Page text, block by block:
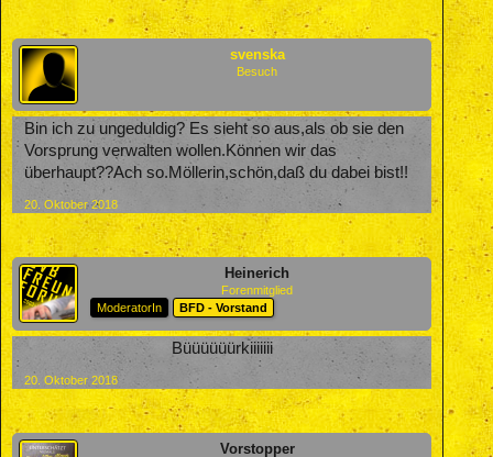
svenska
Besuch
Bin ich zu ungeduldig? Es sieht so aus,als ob sie den
Vorsprung verwalten wollen.Können wir das
überhaupt??Ach so.Möllerin,schön,daß du dabei bist!!
20. Oktober 2018
Heinerich
Forenmitglied
ModeratorIn
BFD - Vorstand
Büüüüüürkiiiiiii​
20. Oktober 2018
Vorstopper